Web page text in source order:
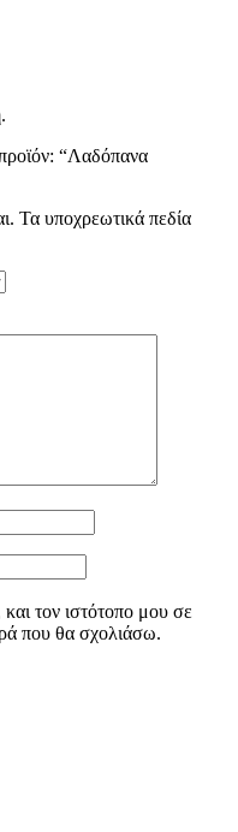
“Λαδόπανα
Τα υποχρεωτικά πεδία
τον ιστότοπο μου σε
που θα σχολιάσω.